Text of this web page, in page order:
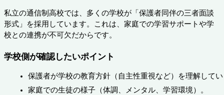
私立の通信制高校では、多くの学校が「保護者同伴の三者面談
形式」を採用しています。これは、家庭での学習サポートや学
校との連携が不可欠だからです。
学校側が確認したいポイント
保護者が学校の教育方針（自主性重視など）を理解して
家庭での生徒の様子（体調、メンタル、学習環境）。